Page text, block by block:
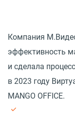
Компания
эффективность
и сделала
в 2023 году
MANGO OFFICE.